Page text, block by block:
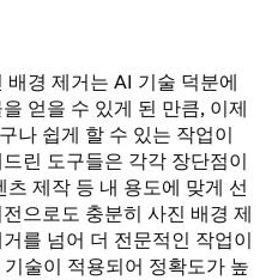
경 제거는 AI 기술 덕분에
얻을 수 있게 된 만큼, 이제
나 쉽게 할 수 있는 작업이
린 도구들은 각각 장단점이
제작 등 내 용도에 맞게 선
으로도 충분히 사진 배경 제
를 넘어 더 전문적인 작업이
술이 적용되어 정확도가 높